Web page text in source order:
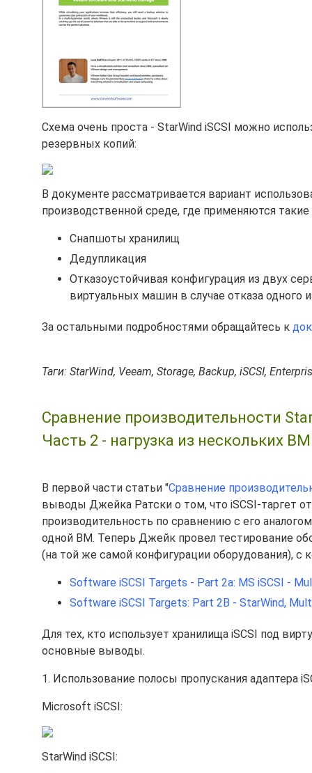
Схема очень проста - StarWind iSCSI можно
резервных копий:
В документе рассматривается вариант
производственной среде, где применяются
Снапшоты хранилищ
Дедупликация
Отказоустойчивая конфигурация из двух
виртуальных машин в случае отказа одного
За остальными подробностями обращайтесь к
Таги: StarWind, Veeam, Storage, Backup, iSCSI,
Сравнение производительности
Часть 2 - нагрузка из нескольких
В первой части статьи "Сравнение
выводы Джейка Ратски о том, что iSCSI-таргет
производительность по сравнению с его
одной ВМ. Теперь Джейк провел тестирование
(на той же самой конфигурации оборудования),
Software iSCSI Targets - Part 2a: MS iSCSI -
Software iSCSI Targets: Part 2B - StarWind,
Для тех, кто использует хранилища iSCSI под
основные выводы.
1. Использование полосы пропускания адаптера
Microsoft iSCSI:
StarWind iSCSI: